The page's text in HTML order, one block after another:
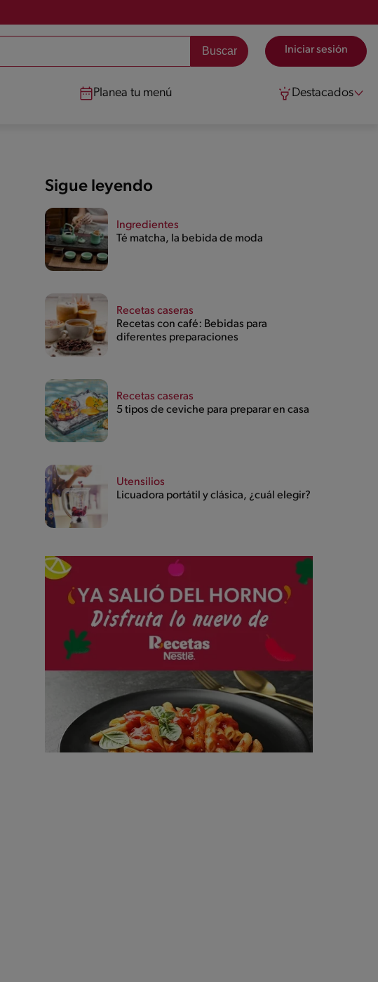
Iniciar sesión
Planea tu menú Destacados
Sigue leyendo
Ingredientes
Té matcha, la bebida de moda
Recetas caseras
Recetas con café: Bebidas para
diferentes preparaciones
Recetas caseras
5 tipos de ceviche para preparar en casa
Utensilios
Licuadora portátil y clásica, ¿cuál elegir?